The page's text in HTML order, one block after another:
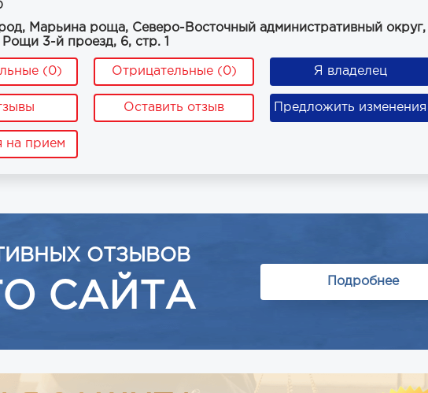
Марьина роща, Северо-Восточный административный округ,
3-й проезд, 6, стр. 1
(0) Отрицательные (0) Я владелец
Оставить отзыв Предложить изменения
на прием
ОТЗЫВОВ
САЙТА Подробнее